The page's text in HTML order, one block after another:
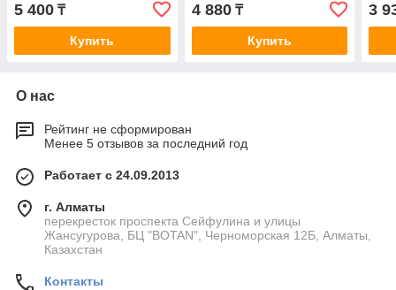
5 400 ₸
Купить
4 880₸
Купить
3
О нас
Рейтинг не сформирован
Менее 5 отзывов за последний год
Работает с 24.09.2013
г. Алматы
перекресток проспекта Сейфулина и улицы
Жансугурова, БЦ "BOTAN", Черноморская 12Б, Алматы,
Казахстан
Контакты